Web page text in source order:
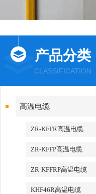
产品分类
CLASSIFICATION
高温电缆
ZR-KFFR高温电缆
ZR-KFFP高温电缆
ZR-KFFRP高温电缆
KHF46R高温电缆